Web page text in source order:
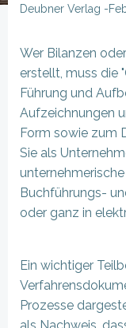
Deubner Verlag -
Wer Bilanzen
erstellt, muss die
Führung und
Aufzeichnungen
Form sowie zum
Sie als
Buchführungs-
oder ganz in
Ein wichtiger
Prozesse